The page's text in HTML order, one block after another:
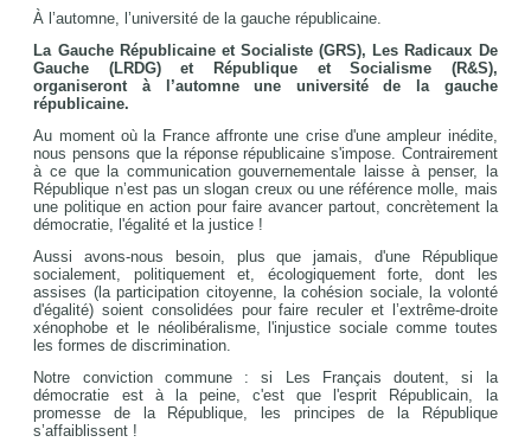
À l’automne, l’université de la gauche républicaine.
La Gauche Républicaine et Socialiste (GRS), Les Radicaux De
Gauche (LRDG) et République et Socialisme (R&S),
organiseront à l’automne une université de la gauche
républicaine.
Au moment où la France affronte une crise d'une ampleur inédite,
nous pensons que la réponse républicaine s'impose. Contrairement
à ce que la communication gouvernementale laisse à penser, la
République n’est pas un slogan creux ou une référence molle, mais
une politique en action pour faire avancer partout, concrètement la
démocratie, l'égalité et la justice !
Aussi avons-nous besoin, plus que jamais, d'une République
socialement, politiquement et, écologiquement forte, dont les
assises (la participation citoyenne, la cohésion sociale, la volonté
d'égalité) soient consolidées pour faire reculer et l’extrême-droite
xénophobe et le néolibéralisme, l'injustice sociale comme toutes
les formes de discrimination.
Notre conviction commune : si Les Français doutent, si la
démocratie est à la peine, c'est que l'esprit Républicain, la
promesse de la République, les principes de la République
s’affaiblissent !